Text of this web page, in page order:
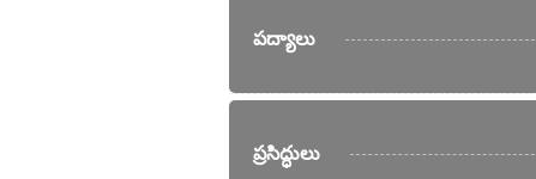
పద్యాలు
ప్రసిద్ధులు